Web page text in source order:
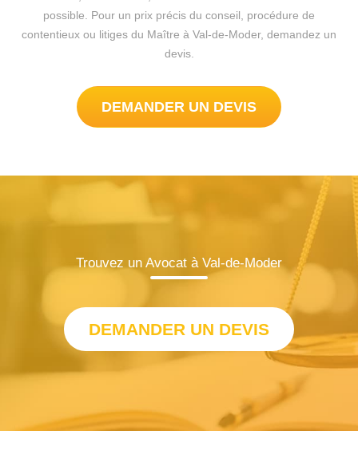
possible. Pour un prix précis du conseil, procédure de
contentieux ou litiges du Maître à Val-de-Moder, demandez un
devis.
DEMANDER UN DEVIS
Trouvez un Avocat à Val-de-Moder
DEMANDER UN DEVIS